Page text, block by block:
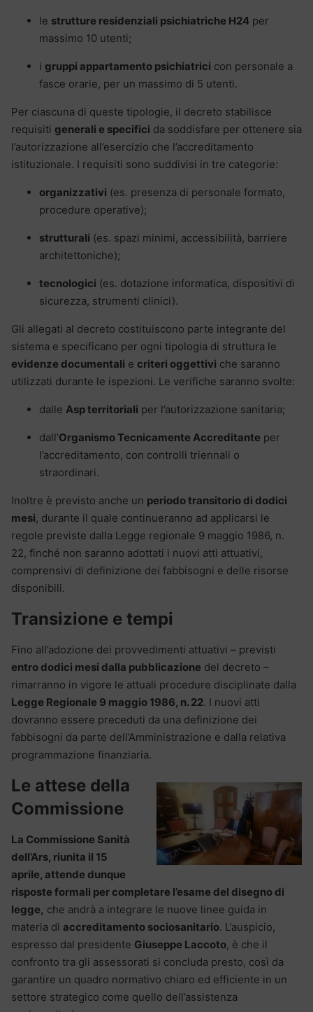
le strutture residenziali psichiatriche H24 per
massimo 10 utenti;
i gruppi appartamento psichiatrici con personale a
fasce orarie, per un massimo di 5 utenti.
Per ciascuna di queste tipologie, il decreto stabilisce
requisiti generali e specifici da soddisfare per ottenere sia
l’autorizzazione all’esercizio che l’accreditamento
istituzionale. I requisiti sono suddivisi in tre categorie:
organizzativi (es. presenza di personale formato,
procedure operative);
strutturali (es. spazi minimi, accessibilità, barriere
architettoniche);
tecnologici (es. dotazione informatica, dispositivi di
sicurezza, strumenti clinici).
Gli allegati al decreto costituiscono parte integrante del
sistema e specificano per ogni tipologia di struttura le
evidenze documentali e criteri oggettivi che saranno
utilizzati durante le ispezioni. Le verifiche saranno svolte:
dalle Asp territoriali per l’autorizzazione sanitaria;
dall’Organismo Tecnicamente Accreditante per
l’accreditamento, con controlli triennali o
straordinari.
Inoltre è previsto anche un periodo transitorio di dodici
mesi, durante il quale continueranno ad applicarsi le
regole previste dalla Legge regionale 9 maggio 1986, n.
22, finché non saranno adottati i nuovi atti attuativi,
comprensivi di definizione dei fabbisogni e delle risorse
disponibili.
Transizione e tempi
Fino all’adozione dei provvedimenti attuativi – previsti
entro dodici mesi dalla pubblicazione del decreto –
rimarranno in vigore le attuali procedure disciplinate dalla
Legge Regionale 9 maggio 1986, n. 22. I nuovi atti
dovranno essere preceduti da una definizione dei
fabbisogni da parte dell’Amministrazione e dalla relativa
programmazione finanziaria​.
Le attese della
Commissione
La Commissione Sanità
dell’Ars, riunita il 15
aprile, attende dunque
risposte formali per completare l’esame del disegno di
legge, che andrà a integrare le nuove linee guida in
materia di accreditamento sociosanitario. L’auspicio,
espresso dal presidente Giuseppe Laccoto, è che il
confronto tra gli assessorati si concluda presto, così da
garantire un quadro normativo chiaro ed efficiente in un
settore strategico come quello dell’assistenza